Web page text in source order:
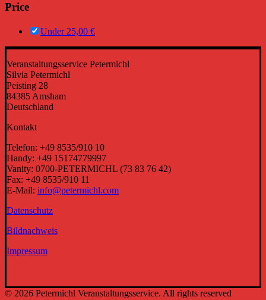
Price
Under 25,00 €
Veranstaltungsservice Petermichl
Silvia Petermichl
Peisting 28
84385 Amsham
Deutschland
Kontakt
Telefon: +49 8535/910 10
Handy: +49 15174779997
Vanity: 0700-PETERMICHL (73 83 76 42)
Fax: +49 8535/910 11
E-Mail: info@petermichl.com
Datenschutz
Bildnachweis
Impressum
© 2026 Petermichl Veranstaltungsservice. All rights reserved